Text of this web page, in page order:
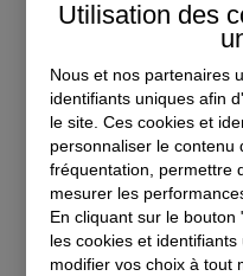
Devis
Utilisation des
Nous et nos partenaires
identifiants uniques afin
le site. Ces cookies et
personnaliser le contenu
fréquentation, permettre
mesurer les
En cliquant sur le
les cookies et
modifier vos choix à tout